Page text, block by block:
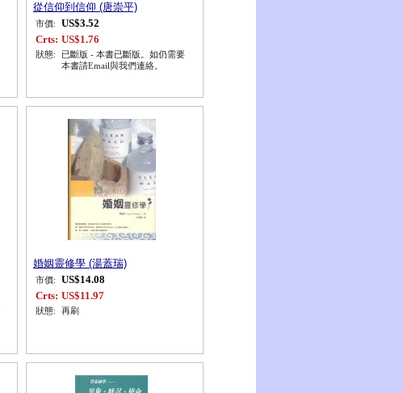
從信仰到信仰 (唐崇平)
市價:
US$3.52
Crts: US$1.76
狀態:
已斷版 - 本書已斷版。如仍需要
本書請Email與我們連絡。
婚姻靈修學 (湯蓋瑞)
市價:
US$14.08
Crts: US$11.97
狀態: 再刷